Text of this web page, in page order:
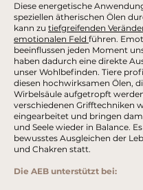
Diese energetische
speziellen ätherischen Ölen
kann zu tiefgreifenden
emotionalen Feld führen.
beeinflussen jeden Moment
haben dadurch eine direkte
unser Wohlbefinden. Tiere
diesen hochwirksamen Ölen,
Wirbelsäule aufgetropft
verschiedenen Grifftechniken
eingearbeitet und bringen
und Seele wieder in Balance.
bewusstes Ausgleichen der
und Chakren statt.
Die AEB unterstützt bei: